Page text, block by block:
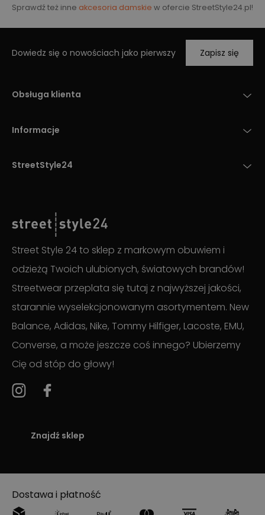
Sprawdź też inne akcesoria damskie w ofercie StreetStyle24.pl!
Dowiedz się o nowościach jako pierwszy Zapisz się
Obsługa klienta
Informacje
StreetStyle24
Street Style 24 to sklep z markowym obuwiem i
odzieżą Twoich ulubionych, światowych brandów!
Streetwear przeplata się tutaj z najwyższej jakości,
starannie wyselekcjonowanym asortymentem. New
Balance, Adidas, Nike, Tommy Hilfiger, Lacoste, EMU,
Converse, a może jeszcze coś innego? Ubierzemy
Cię od stóp do głowy!
Znajdź sklep
Dostawa i płatność